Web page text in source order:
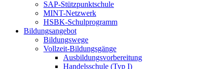
SAP-Stützpunktschule
MINT-Netzwerk
HSBK-Schulprogramm
Bildungsangebot
Bildungswege
Vollzeit-Bildungsgänge
Ausbildungsvorbereitung
Handelsschule (Typ I)